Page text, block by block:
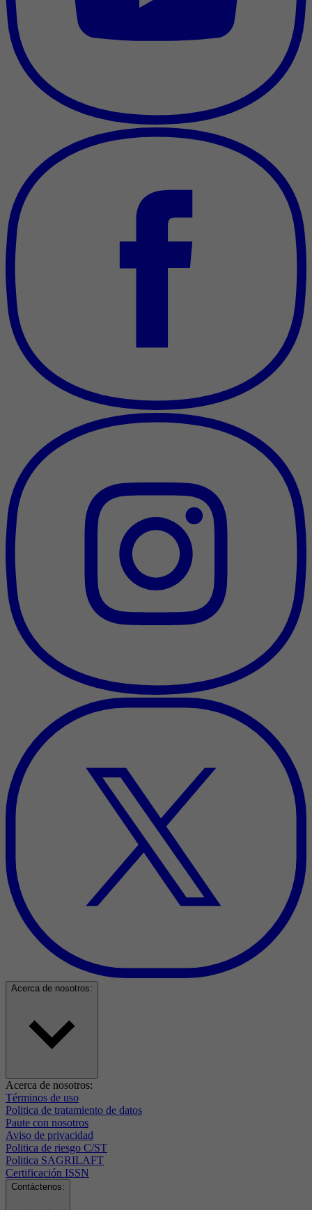
Acerca de nosotros:
Acerca de nosotros:
Términos de uso
Politica de tratamiento de datos
Paute con nosotros
Aviso de privacidad
Politica de riesgo C/ST
Politica SAGRILAFT
Certificación ISSN
Contáctenos: